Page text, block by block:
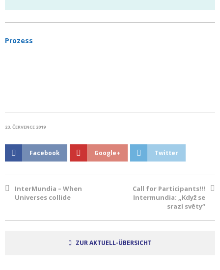
Prozess
23. ČERVENCE 2019
Facebook Google+ Twitter
InterMundia – When
Universes collide
Call for Participants!!!
Intermundia: „Když se
srazí světy“
ZUR AKTUELL-ÜBERSICHT